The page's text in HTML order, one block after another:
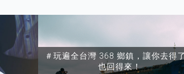
＃玩遍全台灣 368 鄉鎮，讓你去得
也回得來！